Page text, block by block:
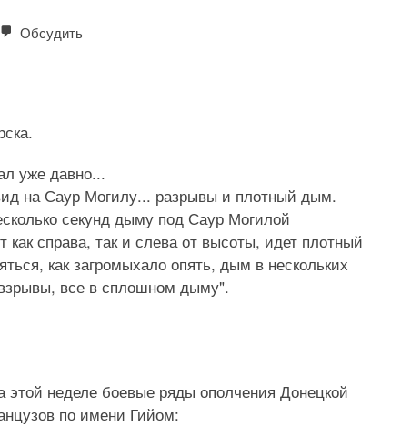
Обсудить
уже давно...
на Саур Могилу... разрывы и плотный дым.
секунд дыму под Саур Могилой
справа, так и слева от высоты, идет плотный
как загромыхало опять, дым в нескольких
все в сплошном дыму".
неделе боевые ряды ополчения Донецкой
по имени Гийом: